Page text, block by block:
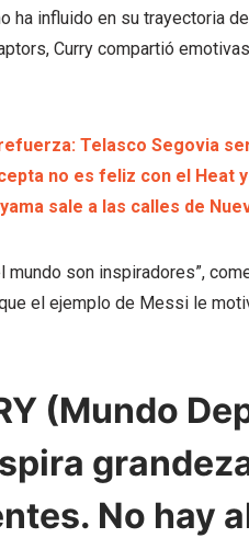
ha influido en su trayectoria
Curry compartió
Telasco Segovia
no es feliz con el Heat
sale a las calles de
mundo son inspiradores”,
el ejemplo de Messi le
(Mundo
No hay